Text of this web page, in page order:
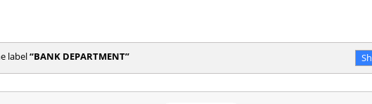
label BANK DEPARTMENT